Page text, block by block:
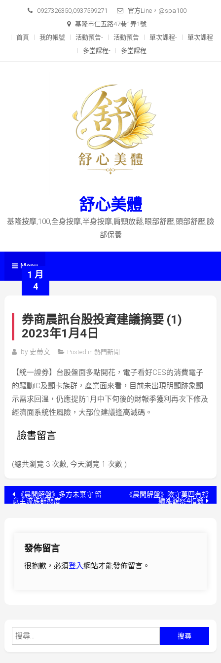
content
0927326350,0937599271
官方Line，@spa100
基隆市仁五路47巷1弄1號
首頁
我的帳號 活動預告- 活動預告 單次課程-
單次課程
多堂課程-
多堂課程
舒心美體
基隆按摩,100,全身按摩,半身按摩,肩頸放鬆,眼部舒壓,頭部舒壓,臉
部保養
Menu
1 月
4
券商晨訊台股投資建議摘要 (1)
2023年1月4日
by 史蒂文 Posted in 熱門新聞
【統一證券】台股盤面多點開花，電子看好CES的消費電子
的驅動IC及顯卡族群，產業面來看，目前未出現明顯跡象顯
示需求回溫，仍應提防1月中下旬後的財報季獲利再次下修及
經濟面系統性風險，大部位建議逢高減碼。
臉書留言
(總共瀏覽 3 次數, 今天瀏覽 1 次數 )
文 《晨間解盤》多方未棄守 留
意主流族群態度
《晨間解盤》險守萬四有撐
續漲觀察4指數
發佈留言
很抱歉，必須登入網站才能發佈留言。
尋